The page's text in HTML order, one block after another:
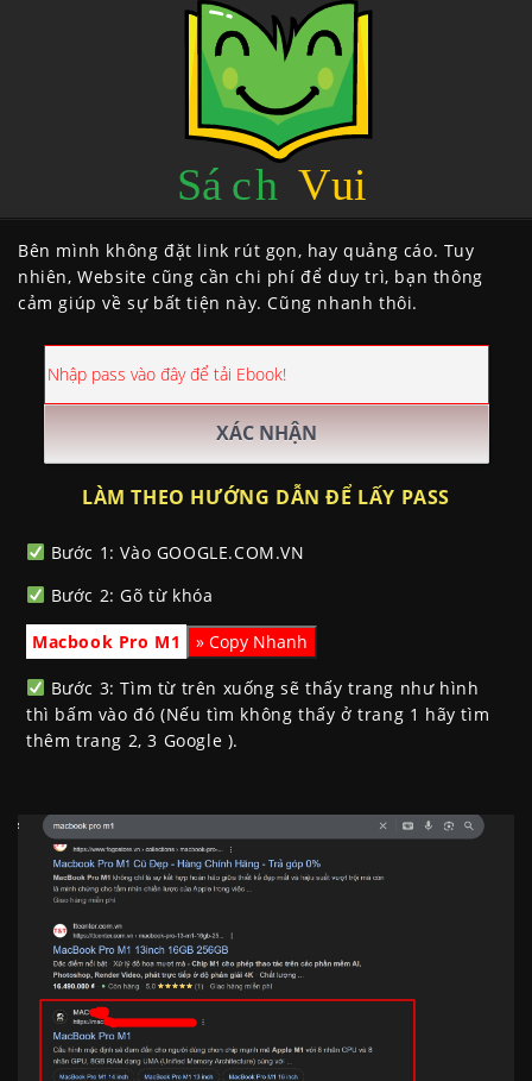
Bên mình không đặt link rút gọn, hay quảng cáo. Tuy
nhiên, Website cũng cần chi phí để duy trì, bạn thông
cảm giúp về sự bất tiện này. Cũng nhanh thôi.
LÀM THEO HƯỚNG DẪN ĐỂ LẤY PASS
Bước 1: Vào GOOGLE.COM.VN
Bước 2: Gõ từ khóa
Macbook Pro M1
Bước 3: Tìm từ trên xuống sẽ thấy trang như hình
thì bấm vào đó (Nếu tìm không thấy ở trang 1 hãy tìm
thêm trang 2, 3 Google ).